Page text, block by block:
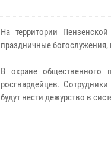
На территории
праздничные
В охране общественного
росгвардейцев.
будут нести дежурство в